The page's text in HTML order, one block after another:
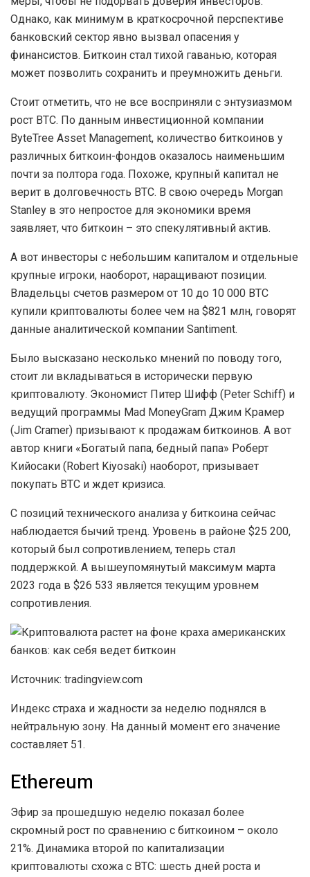
Однако, как минимум в краткосрочной перспективе
банковский сектор явно вызвал опасения у
финансистов. Биткоин стал тихой гаванью, которая
может позволить сохранить и преумножить деньги.
Стоит отметить, что не все восприняли с энтузиазмом
рост BTC. По данным инвестиционной компании
ByteTree Asset Management, количество биткоинов у
различных биткоин-фондов оказалось наименьшим
почти за полтора года. Похоже, крупный капитал не
верит в долговечность BTC. В свою очередь Morgan
Stanley в это непростое для экономики время
заявляет, что биткоин – это спекулятивный актив.
А вот инвесторы с небольшим капиталом и отдельные
крупные игроки, наоборот, наращивают позиции.
Владельцы счетов размером от 10 до 10 000 BTC
купили криптовалюты более чем на $821 млн, говорят
данные аналитической компании Santiment.
Было высказано несколько мнений по поводу того,
стоит ли вкладываться в исторически первую
криптовалюту. Экономист Питер Шифф (Peter Schiff) и
ведущий программы Mad MoneyGram Джим Крамер
(Jim Cramer) призывают к продажам биткоинов. А вот
автор книги «Богатый папа, бедный папа» Роберт
Кийосаки (Robert Kiyosaki) наоборот, призывает
покупать BTC и ждет кризиса.
С позиций технического анализа у биткоина сейчас
наблюдается бычий тренд. Уровень в районе $25 200,
который был сопротивлением, теперь стал
поддержкой. А вышеупомянутый максимум марта
2023 года в $26 533 является текущим уровнем
сопротивления.
Источник: tradingview.com
Индекс страха и жадности за неделю поднялся в
нейтральную зону. На данный момент его значение
составляет 51.
Ethereum
Эфир за прошедшую неделю показал более
скромный рост по сравнению с биткоином – около
21%. Динамика второй по капитализации
криптовалюты схожа с BTC: шесть дней роста и